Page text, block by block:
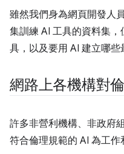
雖然我們身為網頁開發人
集訓練 AI 工具的資料集
具，以及要用 AI 建立哪些
網路上各機構對
許多非營利機構、非政府
符合倫理規範的 AI 為工作